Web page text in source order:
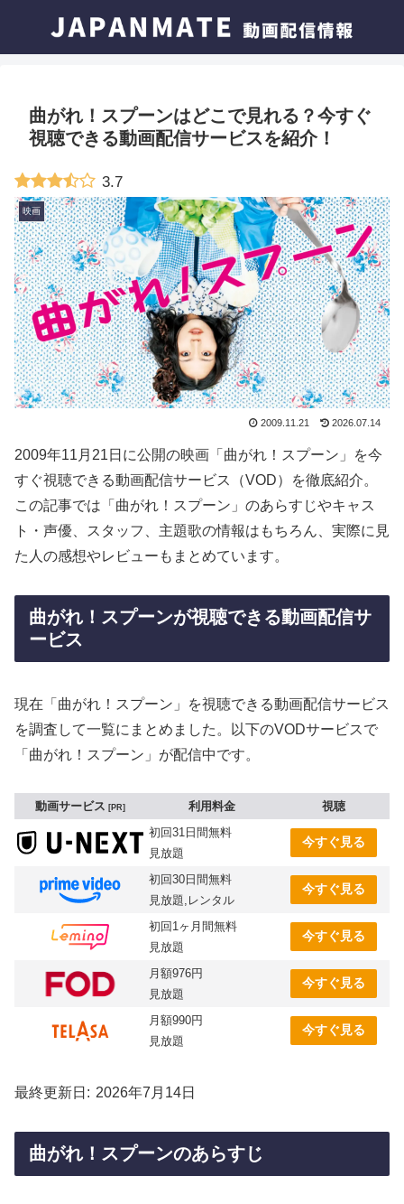
曲がれ！スプーンはどこで見れる？今すぐ
視聴できる動画配信サービスを紹介！
3.7
映画
2009.11.21 2026.07.14
2009年11月21日に公開の映画「曲がれ！スプーン」を今
すぐ視聴できる動画配信サービス（VOD）を徹底紹介。
この記事では「曲がれ！スプーン」のあらすじやキャス
ト・声優、スタッフ、主題歌の情報はもちろん、実際に見
た人の感想やレビューもまとめています。
曲がれ！スプーンが視聴できる動画配信サ
ービス
現在「曲がれ！スプーン」を視聴できる動画配信サービス
を調査して一覧にまとめました。以下のVODサービスで
「曲がれ！スプーン」が配信中です。
動画サービス PR 利用料金
視聴
初回31日間無料
見放題
今すぐ見る
初回30日間無料
見放題,レンタル
今すぐ見る
初回1ヶ月間無料
見放題
今すぐ見る
月額976円
見放題
今すぐ見る
月額990円
見放題
今すぐ見る
最終更新日 2026年7月14日
曲がれ！スプーンのあらすじ